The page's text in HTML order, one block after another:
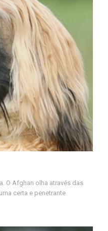
O Afghan olha através das
certa e penetrante